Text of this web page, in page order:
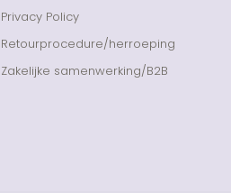
Privacy Policy
Retourprocedure/herroeping
Zakelijke samenwerking/B2B